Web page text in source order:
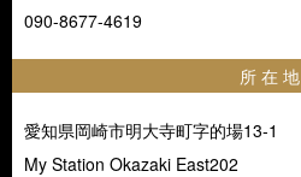
090-8677-4619
所 在 地
愛知県岡崎市明大寺町字的場13-1
My Station Okazaki East202